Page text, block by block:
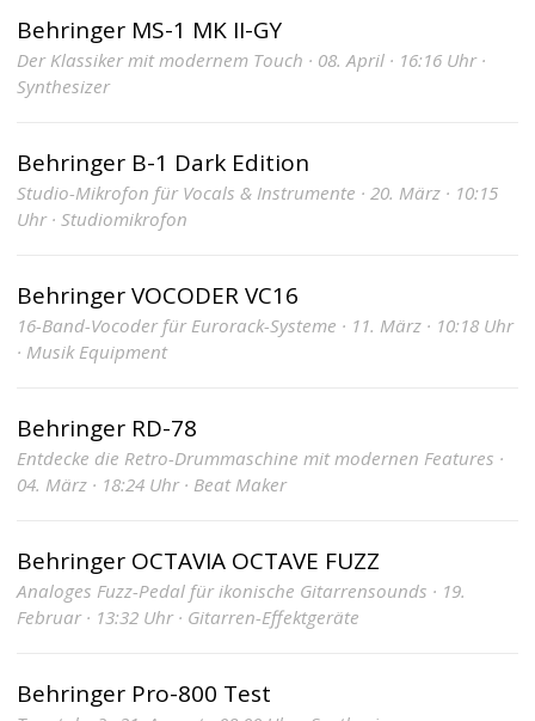
Behringer MS-1 MK II-GY
Der Klassiker mit modernem Touch · 08. April · 16:16 Uhr ·
Synthesizer
Behringer B-1 Dark Edition
Studio-Mikrofon für Vocals & Instrumente · 20. März · 10:15
Uhr · Studiomikrofon
Behringer VOCODER VC16
16-Band-Vocoder für Eurorack-Systeme · 11. März · 10:18 Uhr
· Musik Equipment
Behringer RD-78
Entdecke die Retro-Drummaschine mit modernen Features ·
04. März · 18:24 Uhr · Beat Maker
Behringer OCTAVIA OCTAVE FUZZ
Analoges Fuzz-Pedal für ikonische Gitarrensounds · 19.
Februar · 13:32 Uhr · Gitarren-Effektgeräte
Behringer Pro-800 Test